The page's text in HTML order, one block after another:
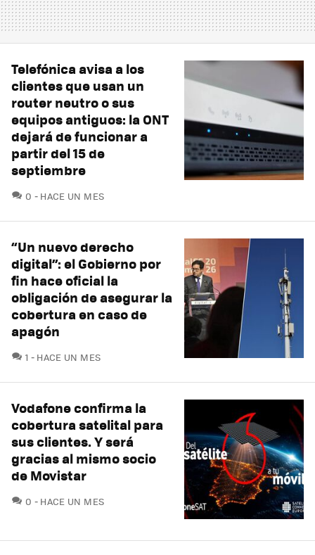
Telefónica avisa a los
clientes que usan un
router neutro o sus
equipos antiguos: la ONT
dejará de funcionar a
partir del 15 de
septiembre
0 COMENTARIOS
HACE UN MES
“Un nuevo derecho
digital”: el Gobierno por
fin hace oficial la
obligación de asegurar la
cobertura en caso de
apagón
1 COMENTARIOS
HACE UN MES
Vodafone confirma la
cobertura satelital para
sus clientes. Y será
gracias al mismo socio
de Movistar
0 COMENTARIOS
HACE UN MES